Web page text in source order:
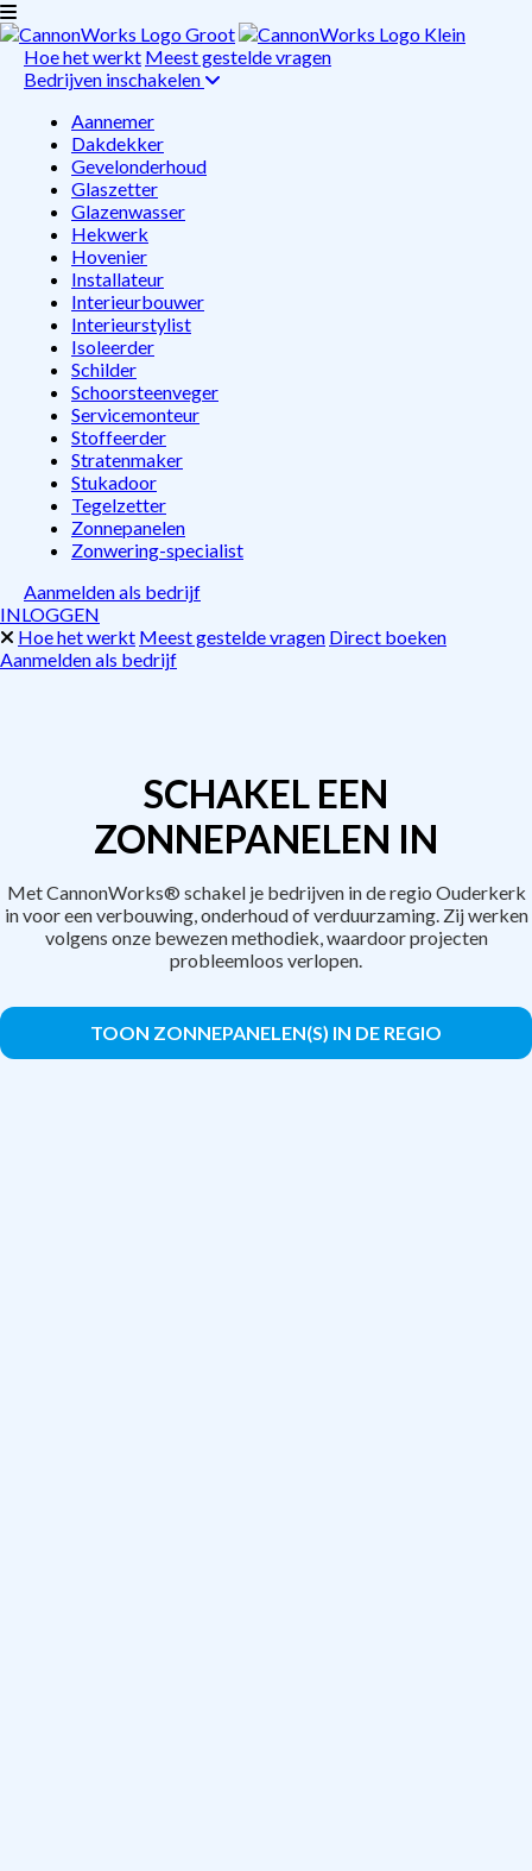
Hoe het werkt Meest gestelde vragen
Bedrijven inschakelen
Aannemer
Dakdekker
Gevelonderhoud
Glaszetter
Glazenwasser
Hekwerk
Hovenier
Installateur
Interieurbouwer
Interieurstylist
Isoleerder
Schilder
Schoorsteenveger
Servicemonteur
Stoffeerder
Stratenmaker
Stukadoor
Tegelzetter
Zonnepanelen
Zonwering-specialist
Aanmelden als bedrijf
INLOGGEN
Hoe het werkt Meest gestelde vragen Direct boeken
Aanmelden als bedrijf
SCHAKEL EEN
ZONNEPANELEN IN
Met CannonWorks® schakel je bedrijven in de regio Ouderkerk
in voor een verbouwing, onderhoud of verduurzaming. Zij werken
volgens onze bewezen methodiek, waardoor projecten
probleemloos verlopen.
TOON ZONNEPANELEN(S) IN DE REGIO